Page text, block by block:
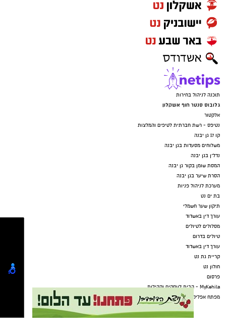
תוכנה לניהול בחירות
גלובוס סנטר חוף אשקלון
אלקטור
נטיפס - רשת חברתית לטיפים והמלצות
קו 17 גן יבנה
משלוחים מסעדות בגן יבנה
נדל"ן בגן יבנה
המסת שומן בקור גן יבנה
הסרת שיער בגן יבנה
מערכת לניהול פניות
בת ים נט
תיקון שער חשמלי
עורך דין באשדוד
מסלולים לטיולים
טיולים בדרום
עורך דין באשדוד
קריית גת נט
חולון נט
פרסום
MyKehila - הבית לעסקים וקהילות
מפתח אפליקציות